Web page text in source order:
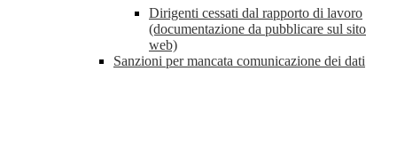
Dirigenti cessati dal rapporto di lavoro
(documentazione da pubblicare sul sito
web)
Sanzioni per mancata comunicazione dei dati